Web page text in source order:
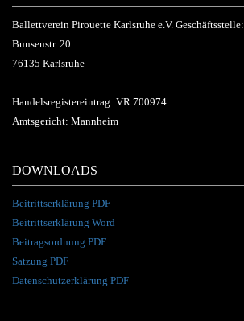
Ballettverein Pirouette Karlsruhe e.V. Geschäftsstelle:
Bunsenstr. 20
76135 Karlsruhe
Handelsregistereintrag: VR 700974
Amtsgericht: Mannheim
DOWNLOADS
Beitrittserklärung PDF
Beitrittserklärung Word
Beitragsordnung PDF
Satzung PDF
Datenschutzerklärung PDF